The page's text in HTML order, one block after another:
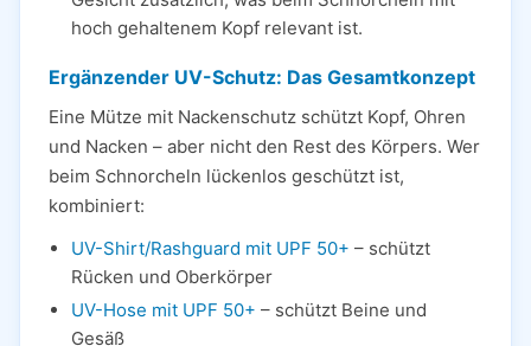
hoch gehaltenem Kopf relevant ist.
Ergänzender UV-Schutz: Das Gesamtkonzept
Eine Mütze mit Nackenschutz schützt Kopf, Ohren
und Nacken – aber nicht den Rest des Körpers. Wer
beim Schnorcheln lückenlos geschützt ist,
kombiniert:
UV-Shirt/Rashguard mit UPF 50+ – schützt
Rücken und Oberkörper
UV-Hose mit UPF 50+ – schützt Beine und
Gesäß